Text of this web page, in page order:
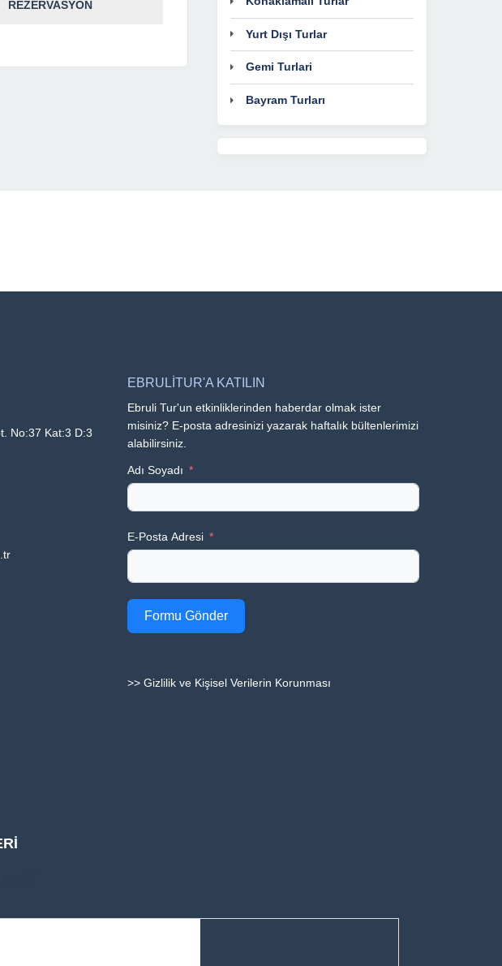
REZERVASYON
Yurt Dışı Turlar
Gemi Turlari
Bayram Turları
No:37 Kat:3 D:3
EBRULİTUR'A KATILIN
Ebruli Tur'un etkinliklerinden haberdar olmak ister
misiniz? E-posta adresinizi yazarak haftalık bültenlerimizi
alabilirsiniz.
Adı Soyadı
E-Posta Adresi
Formu Gönder
>> Gizlilik ve Kişisel Verilerin Korunması